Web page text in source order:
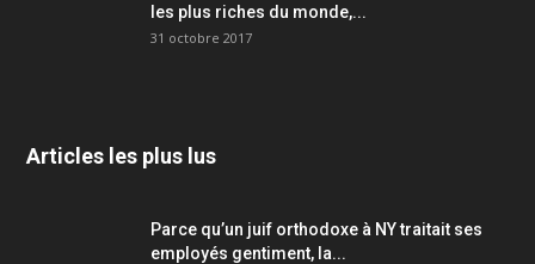
les plus riches du monde,...
31 octobre 2017
Articles les plus lus
Parce qu’un juif orthodoxe à NY traitait ses
employés gentiment, la...